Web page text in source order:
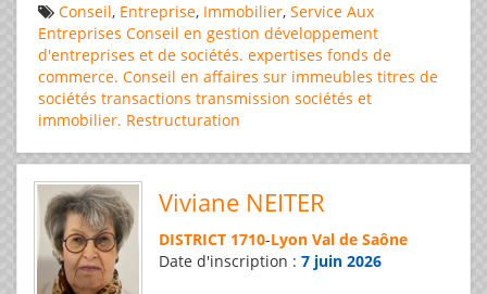
Conseil, Entreprise, Immobilier, Service Aux
Entreprises Conseil en gestion développement
d'entreprises et de sociétés. expertises fonds de
commerce. Conseil en affaires sur immeubles titres de
sociétés transactions transmission sociétés et
immobilier. Restructuration
Viviane NEITER
DISTRICT 1710-Lyon Val de Saône
Date d'inscription : 7 juin 2026